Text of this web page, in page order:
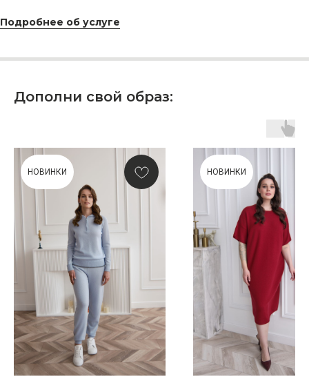
Подробнее об услуге
Дополни свой образ:
НОВИНКИ НОВИНКИ
Скидка 10% за подписку
на Телеграм канал
Хотите быть в курсе всех новинок
и акций, подпишитесь на email рассылку
Ваш e-mail
Новинки, акции, подарки
и модный журнал — всё это
в нашем телеграмм канале:
MIR CASHMERE Official